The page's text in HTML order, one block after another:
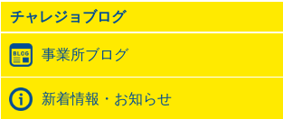
ト
ッ
ク
バ
ッ
チャレジョブログ
事業所ブログ
新着情報・お知らせ